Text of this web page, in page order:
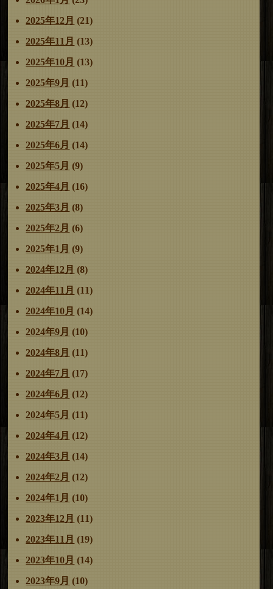
2025年12月 (21)
2025年11月 (13)
2025年10月 (13)
2025年9月 (11)
2025年8月 (12)
2025年7月 (14)
2025年6月 (14)
2025年5月 (9)
2025年4月 (16)
2025年3月 (8)
2025年2月 (6)
2025年1月 (9)
2024年12月 (8)
2024年11月 (11)
2024年10月 (14)
2024年9月 (10)
2024年8月 (11)
2024年7月 (17)
2024年6月 (12)
2024年5月 (11)
2024年4月 (12)
2024年3月 (14)
2024年2月 (12)
2024年1月 (10)
2023年12月 (11)
2023年11月 (19)
2023年10月 (14)
2023年9月 (10)